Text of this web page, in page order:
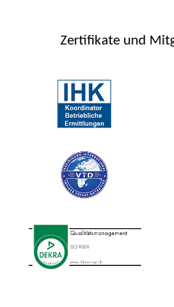
Zertifikate und